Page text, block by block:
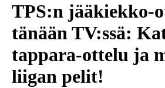
TPS:n jääkiekko-
tänään TV:ssä:
tappara-ottelu ja
liigan pelit!